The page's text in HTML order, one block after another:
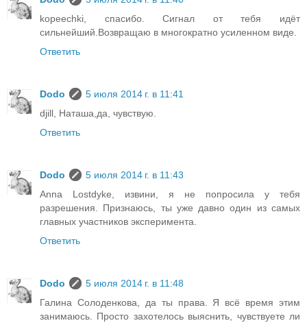
kopeechki, спасибо. Сигнал от тебя идёт
сильнейший.Возвращаю в многократно усиленном виде.
Ответить
Dodo
5 июля 2014 г. в 11:41
djill, Наташа,да, чувствую.
Ответить
Dodo
5 июля 2014 г. в 11:43
Anna Lostdyke, извини, я не попросила у тебя
разрешения. Признаюсь, ты уже давно один из самых
главных участников эксперимента.
Ответить
Dodo
5 июля 2014 г. в 11:48
Галина Солоденкова, да ты права. Я всё время этим
занимаюсь. Просто захотелось выяснить, чувствуете ли